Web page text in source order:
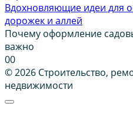
Вдохновляющие идеи для
дорожек и аллей
Почему оформление
важно
00
© 2026 Строительство,
недвижимости